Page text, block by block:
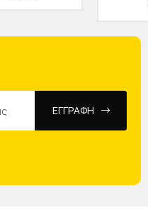
ΕΓΓΡΑΦΗ